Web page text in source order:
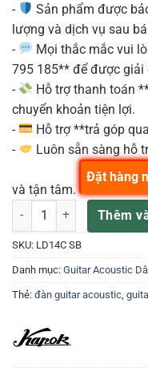
-
Sản phẩm được
lượng và dịch vụ sau
-
Mọi thắc mắc vui
795 185** để được giải
-
Hỗ trợ thanh toán
chuyển khoản tiện lợi.
-
Hỗ trợ **trả góp
-
Luôn sẵn sàng hỗ
và tận tâm.
Đàn Guitar Kapok LD14C
Thêm
Đặt hàng
SKU: LD14C SB
Danh mục: Guitar Acoustic
Thẻ: đàn guitar acoustic